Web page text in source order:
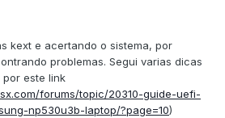
kext e acertando o sistema, por
problemas. Segui varias dicas
por este link
forums/topic/20310-guide-uefi-
np530u3b-laptop/?page=10)